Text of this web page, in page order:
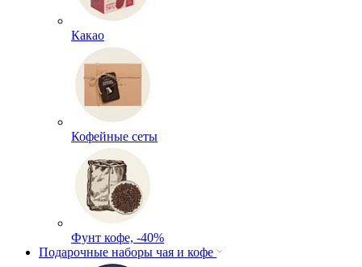
Какао
Кофейные сеты
Фунт кофе, -40%
Подарочные наборы чая и кофе